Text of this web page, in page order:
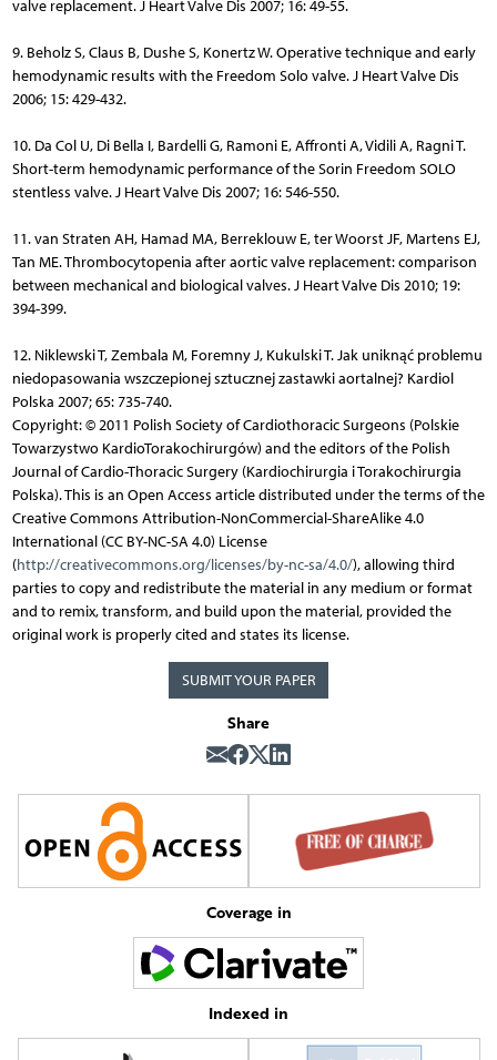
valve replacement. J Heart Valve Dis 2007; 16: 49-55.
9. Beholz S, Claus B, Dushe S, Konertz W. Operative technique and early
hemodynamic results with the Freedom Solo valve. J Heart Valve Dis
2006; 15: 429-432.
10. Da Col U, Di Bella I, Bardelli G, Ramoni E, Affronti A, Vidili A, Ragni T.
Short-term hemodynamic performance of the Sorin Freedom SOLO
stentless valve. J Heart Valve Dis 2007; 16: 546-550.
11. van Straten AH, Hamad MA, Berreklouw E, ter Woorst JF, Martens EJ,
Tan ME. Thrombocytopenia after aortic valve replacement: comparison
between mechanical and biological valves. J Heart Valve Dis 2010; 19:
394-399.
12. Niklewski T, Zembala M, Foremny J, Kukulski T. Jak uniknąć problemu
niedopasowania wszczepionej sztucznej zastawki aortalnej? Kardiol
Polska 2007; 65: 735-740.
Copyright: © 2011 Polish Society of Cardiothoracic Surgeons (Polskie
Towarzystwo KardioTorakochirurgów) and the editors of the Polish
Journal of Cardio-Thoracic Surgery (Kardiochirurgia i Torakochirurgia
Polska). This is an Open Access article distributed under the terms of the
Creative Commons Attribution-NonCommercial-ShareAlike 4.0
International (CC BY-NC-SA 4.0) License
(http://creativecommons.org/licenses/by-nc-sa/4.0/), allowing third
parties to copy and redistribute the material in any medium or format
and to remix, transform, and build upon the material, provided the
original work is properly cited and states its license.
SUBMIT YOUR PAPER
Share
Coverage in
Indexed in